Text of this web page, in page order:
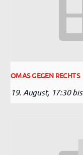
OMAS GEGEN RECHTS
19. August, 17:30 bis